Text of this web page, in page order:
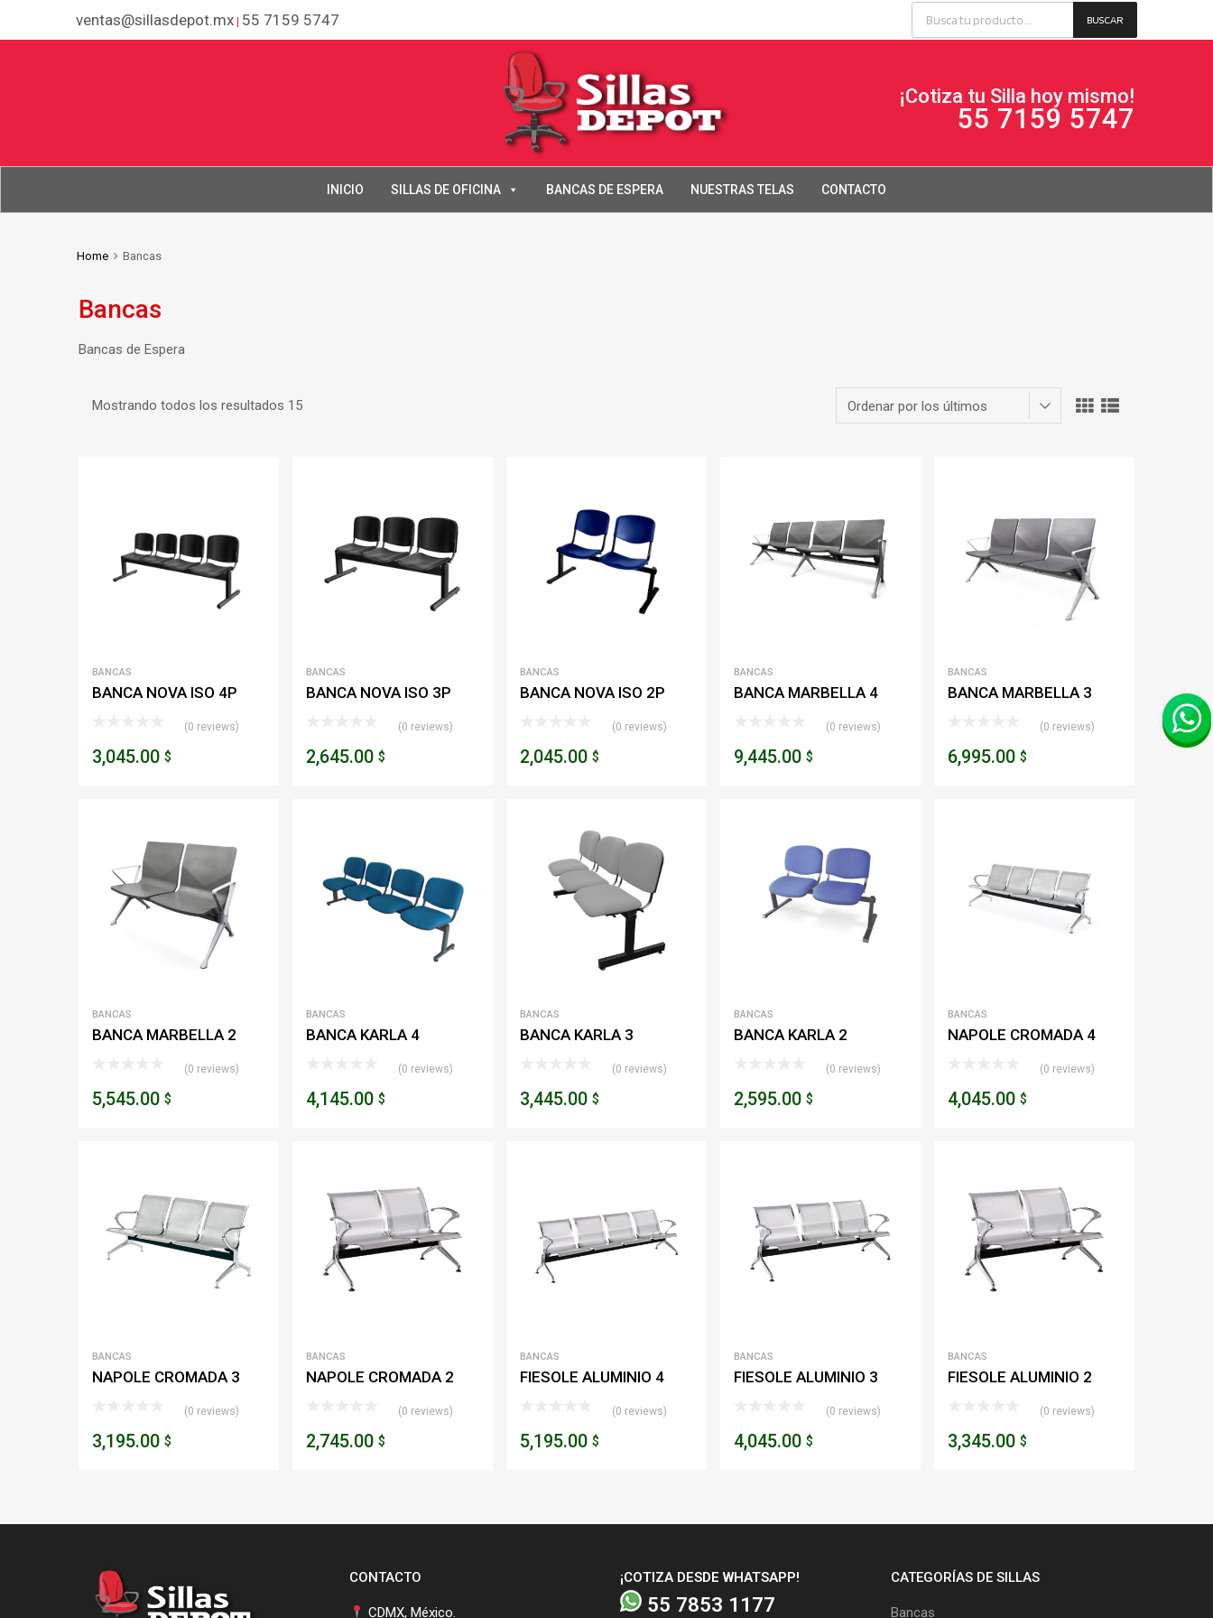
ventas@sillasdepot.mx 55 7159 5747 BUSCAR
¡Cotiza tu Silla hoy mismo!
55 7159 5747
INICIO SILLAS DE OFICINA BANCAS DE ESPERA NUESTRAS TELAS CONTACTO
Home Bancas
Bancas
Bancas de Espera
Mostrando todos los resultados 15
BANCAS
BANCA NOVA ISO 4P
(0 reviews)
3,045.00 $
BANCAS
BANCA NOVA ISO 3P
(0 reviews)
2,645.00 $
BANCAS
BANCA NOVA ISO 2P
(0 reviews)
2,045.00 $
BANCAS
BANCA MARBELLA 4
(0 reviews)
9,445.00 $
BANCAS
BANCA MARBELLA 3
(0 reviews)
6,995.00 $
BANCAS
BANCA MARBELLA 2
(0 reviews)
5,545.00 $
BANCAS
BANCA KARLA 4
(0 reviews)
4,145.00 $
BANCAS
BANCA KARLA 3
(0 reviews)
3,445.00 $
BANCAS
BANCA KARLA 2
(0 reviews)
2,595.00 $
BANCAS
NAPOLE CROMADA 4
(0 reviews)
4,045.00 $
BANCAS
NAPOLE CROMADA 3
(0 reviews)
3,195.00 $
BANCAS
NAPOLE CROMADA 2
(0 reviews)
2,745.00 $
BANCAS
FIESOLE ALUMINIO 4
(0 reviews)
5,195.00 $
BANCAS
FIESOLE ALUMINIO 3
(0 reviews)
4,045.00 $
BANCAS
FIESOLE ALUMINIO 2
(0 reviews)
3,345.00 $
CONTACTO
CDMX, México.
¡COTIZA DESDE WHATSAPP!
55 7853 1177
CATEGORÍAS DE SILLAS
Bancas